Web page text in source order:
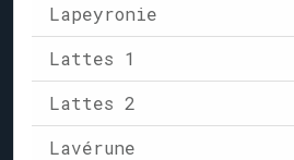
Lapeyronie
Lattes 1
Lattes 2
Lavérune